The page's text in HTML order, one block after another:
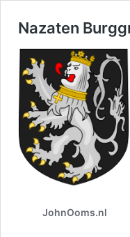
Nazaten
JohnOoms.nl